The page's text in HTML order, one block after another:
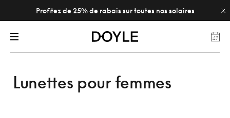
Profitez de 25% de rabais sur toutes nos solaires
Lunettes pour femmes